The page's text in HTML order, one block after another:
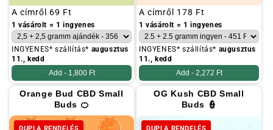
Szokásos
ár
A címről 69 Ft
1 vásárolt = 1 ingyenes
INGYENES* szállítás* augusztus
11., kedd
Add - 1,800 Ft
Szokásos
ár
A címről 178 Ft
1 vásárolt = 1 ingyenes
INGYENES* szállítás* augusztus
11., kedd
Add - 2,272 Ft
Orange Bud CBD Small
Buds 🍊
DUPLA RENDELÉS
OG Kush CBD Small
Buds 👮
DUPLA RENDELÉS